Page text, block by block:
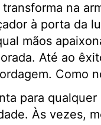
na
à porta da
mãos
Até ao
Como
para qualquer
Às vezes,